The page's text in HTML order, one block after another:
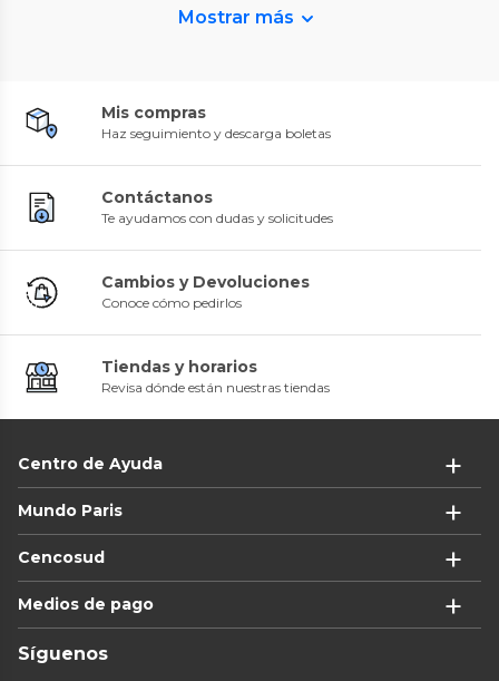
Mostrar más
Mis compras
Haz seguimiento y descarga boletas
Contáctanos
Te ayudamos con dudas y solicitudes
Cambios y Devoluciones
Conoce cómo pedirlos
Tiendas y horarios
Revisa dónde están nuestras tiendas
Centro de Ayuda
Mundo Paris
Cencosud
Medios de pago
Síguenos